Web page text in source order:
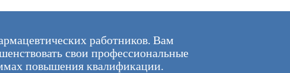
работников. Вам
свои профессиональные
повышения квалификации.